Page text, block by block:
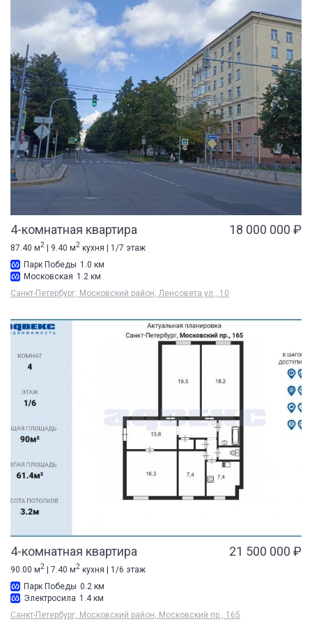
4-комнатная квартира 18 000 000 ₽
87.40 м2 | 9.40 м2 кухня | 1/7 этаж
Парк Победы 1.0 км
Московская 1.2 км
Санкт-Петербург, Московский район, Ленсовета ул., 10
4-комнатная квартира 21 500 000 ₽
90.00 м2 | 7.40 м2 кухня | 1/6 этаж
Парк Победы 0.2 км
Электросила 1.4 км
Санкт-Петербург, Московский район, Московский пр., 165